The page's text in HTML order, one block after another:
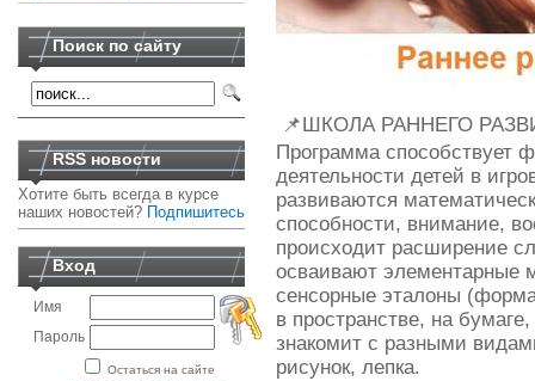
Поиск по сайту
RSS новости
Хотите быть всегда в курсе
наших новостей? Подпишитесь
Вход
Имя
Пароль
Остаться на сайте
📌ШКОЛА РАННЕГО
Программа способствует
деятельности детей в
развиваются
способности, внимание,
происходит расширение
осваивают элементарные
сенсорные эталоны
в пространстве, на
знакомит с разными
рисунок, лепка.